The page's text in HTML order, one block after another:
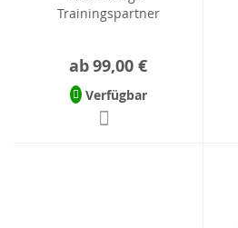
Trainingspartner
ab99,00 €
Verfügbar